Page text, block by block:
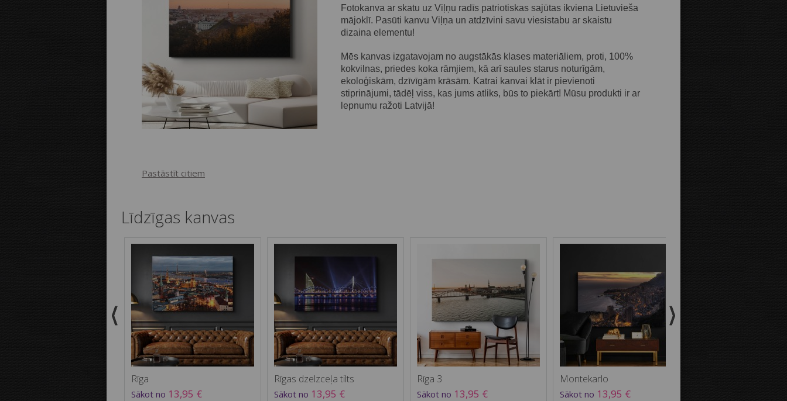
Attālums līdz malām:
Bilde uz kanvas malām:
Fotokanva ar skatu uz Viļņu radīs patriotiskas sajūtas ikviena Lietuvieša
mājoklī. Pasūti kanvu Viļņa un atdzīvini savu viesistabu ar skaistu
dizaina elementu!
Mēs kanvas izgatavojam no augstākās klases materiāliem, proti, 100%
kokvilnas, priedes koka rāmjiem, kā arī saules starus noturīgām,
ekoloģiskām, dzīvīgām krāsām. Katrai kanvai klāt ir pievienoti
stiprinājumi, tādēļ viss, kas jums atliks, būs to piekārt! Mūsu produkti ir ar
lepnumu ražoti Latvijā!
Pastāstīt citiem
Līdzīgas kanvas
Rīga
Sākot no 13,95 €
Rīgas dzelzceļa tilts
Sākot no 13,95 €
Rīga 3
Sākot no 13,95 €
Montekarlo
Sākot no 13,95 €